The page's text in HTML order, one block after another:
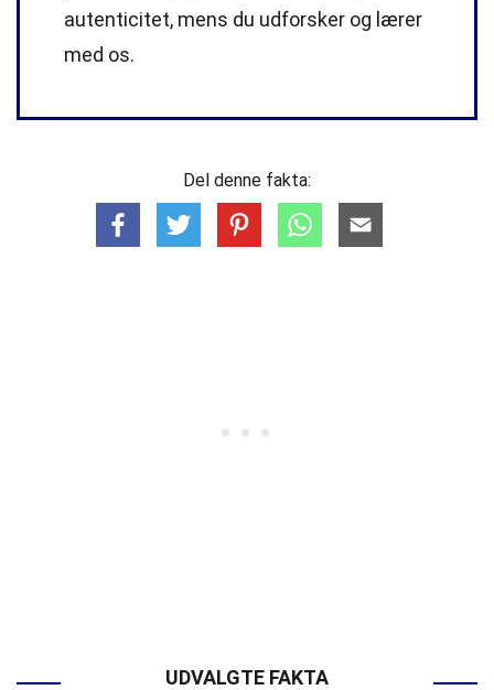
autenticitet, mens du udforsker og lærer
med os.
Del denne fakta:
UDVALGTE FAKTA